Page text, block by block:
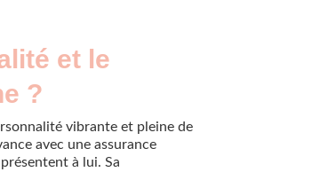
et le
?
vibrante et pleine de
avec une assurance
à lui. Sa